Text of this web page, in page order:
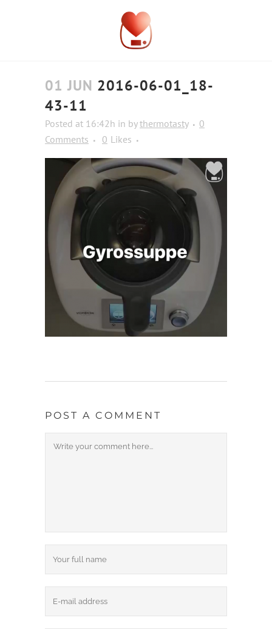
01 JUN 2016-06-01_18-
43-11
Posted at 16:42h in bythermotasty
0
Comments
0 Likes
POST A COMMENT